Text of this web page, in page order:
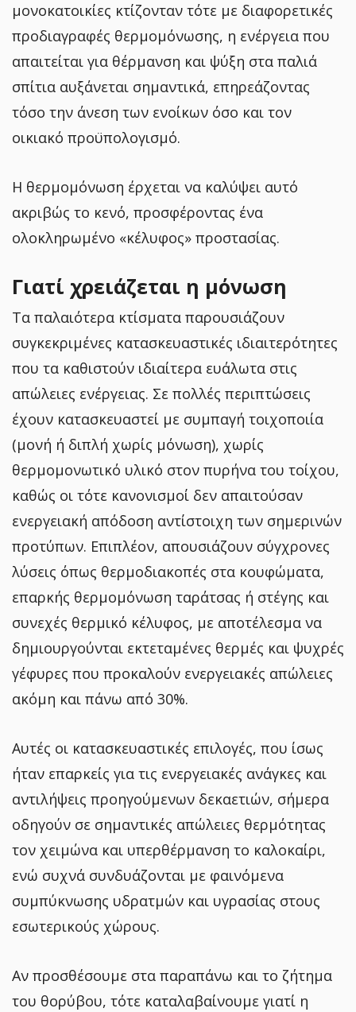
μονοκατοικίες κτίζονταν τότε με διαφορετικές
προδιαγραφές θερμομόνωσης, η ενέργεια που
απαιτείται για θέρμανση και ψύξη στα παλιά
σπίτια αυξάνεται σημαντικά, επηρεάζοντας
τόσο την άνεση των ενοίκων όσο και τον
οικιακό προϋπολογισμό.
Η θερμομόνωση έρχεται να καλύψει αυτό
ακριβώς το κενό, προσφέροντας ένα
ολοκληρωμένο «κέλυφος» προστασίας.
Γιατί χρειάζεται η μόνωση
Τα παλαιότερα κτίσματα παρουσιάζουν
συγκεκριμένες κατασκευαστικές ιδιαιτερότητες
που τα καθιστούν ιδιαίτερα ευάλωτα στις
απώλειες ενέργειας. Σε πολλές περιπτώσεις
έχουν κατασκευαστεί με συμπαγή τοιχοποιία
(μονή ή διπλή χωρίς μόνωση), χωρίς
θερμομονωτικό υλικό στον πυρήνα του τοίχου,
καθώς οι τότε κανονισμοί δεν απαιτούσαν
ενεργειακή απόδοση αντίστοιχη των σημερινών
προτύπων. Επιπλέον, απουσιάζουν σύγχρονες
λύσεις όπως θερμοδιακοπές στα κουφώματα,
επαρκής θερμομόνωση ταράτσας ή στέγης και
συνεχές θερμικό κέλυφος, με αποτέλεσμα να
δημιουργούνται εκτεταμένες θερμές και ψυχρές
γέφυρες που προκαλούν ενεργειακές απώλειες
ακόμη και πάνω από 30%.
Αυτές οι κατασκευαστικές επιλογές, που ίσως
ήταν επαρκείς για τις ενεργειακές ανάγκες και
αντιλήψεις προηγούμενων δεκαετιών, σήμερα
οδηγούν σε σημαντικές απώλειες θερμότητας
τον χειμώνα και υπερθέρμανση το καλοκαίρι,
ενώ συχνά συνδυάζονται με φαινόμενα
συμπύκνωσης υδρατμών και υγρασίας στους
εσωτερικούς χώρους.
Αν προσθέσουμε στα παραπάνω και το ζήτημα
του θορύβου, τότε καταλαβαίνουμε γιατί η